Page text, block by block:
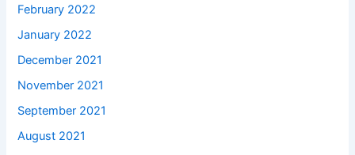
February 2022
January 2022
December 2021
November 2021
September 2021
August 2021